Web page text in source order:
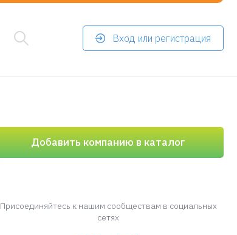
Вход или регистрация
Добавить компанию в каталог
Присоединяйтесь к нашим сообществам в социальных
сетях